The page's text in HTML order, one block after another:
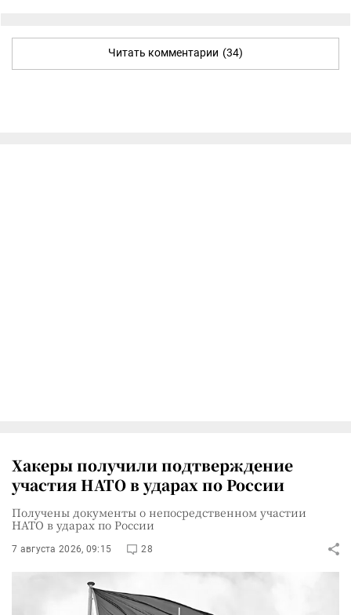
Читать комментарии (34)
Хакеры получили подтверждение
участия НАТО в ударах по России
Получены документы о непосредственном участии
НАТО в ударах по России
7 августа 2026, 09:15 28